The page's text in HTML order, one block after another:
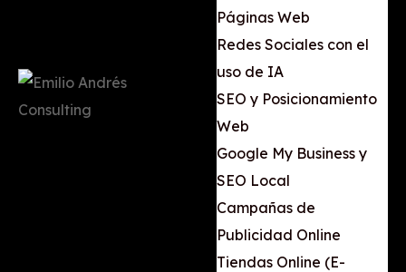
Páginas Web
Redes Sociales con el
uso de IA
SEO y Posicionamiento
Web
Google My Business y
SEO Local
Campañas de
Publicidad Online
Tiendas Online (E-